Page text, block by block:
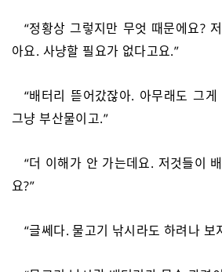
“정황상 그렇지만 무엇 때문에요?
아요. 사냥할 필요가 없다고요.”
“배터리 뜯어갔잖아. 아무래도 그
그냥 부산물이고.”
“더 이해가 안 가는데요. 저것들이
요?”
“글쎄다. 물고기 낚시라도 하려나 보